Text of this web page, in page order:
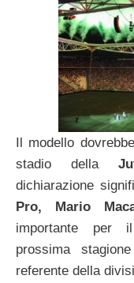
Il modello
stadio della
dichiarazione
Pro, Mario
importante per
prossima
referente della